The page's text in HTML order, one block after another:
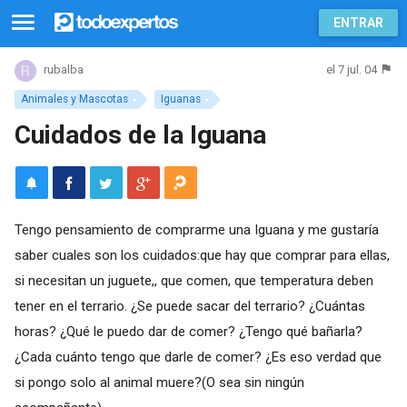
ENTRAR
Animales y Mascotas Iguanas
rubalba el 7 jul. 04
Cuidados de la Iguana
Tengo pensamiento de comprarme una Iguana y me gustaría
saber cuales son los cuidados:que hay que comprar para ellas,
si necesitan un juguete,, que comen, que temperatura deben
tener en el terrario. ¿Se puede sacar del terrario? ¿Cuántas
horas? ¿Qué le puedo dar de comer? ¿Tengo qué bañarla?
¿Cada cuánto tengo que darle de comer? ¿Es eso verdad que
si pongo solo al animal muere?(O sea sin ningún